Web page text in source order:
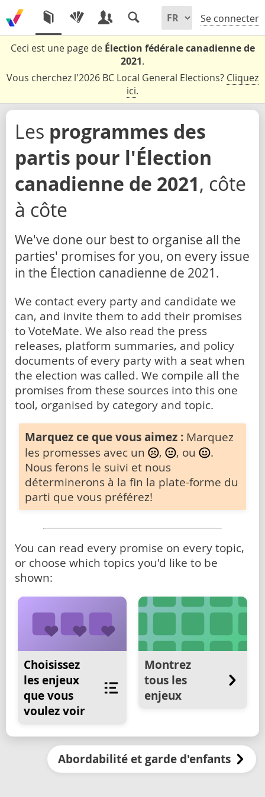
Se connecter
Ceci est une page de Élection fédérale canadienne de
2021.
Vous cherchez l'2026 BC Local General Elections? Cliquez
ici.
Les programmes des
partis pour l'Élection
canadienne de 2021, côte
à côte
We've done our best to organise all the
parties' promises for you, on every issue
in the Élection canadienne de 2021.
We contact every party and candidate we
can, and invite them to add their promises
to VoteMate. We also read the press
releases, platform summaries, and policy
documents of every party with a seat when
the election was called. We compile all the
promises from these sources into this one
tool, organised by category and topic.
Marquez ce que vous aimez : Marquez
les promesses avec un
, , ou
.
Nous ferons le suivi et nous
déterminerons à la fin la plate-forme du
parti que vous préférez!
You can read every promise on every topic,
or choose which topics you'd like to be
shown:
Choisissez
les enjeux
que vous
voulez voir
Montrez
tous les
enjeux
Abordabilité et garde d'enfants